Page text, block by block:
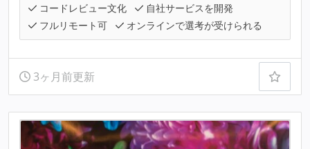
コードレビュー文化
自社サービスを開発
フルリモート可
オンラインで選考が受けられる
3ヶ月前更新